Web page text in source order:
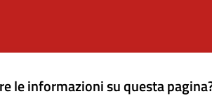
le informazioni su questa